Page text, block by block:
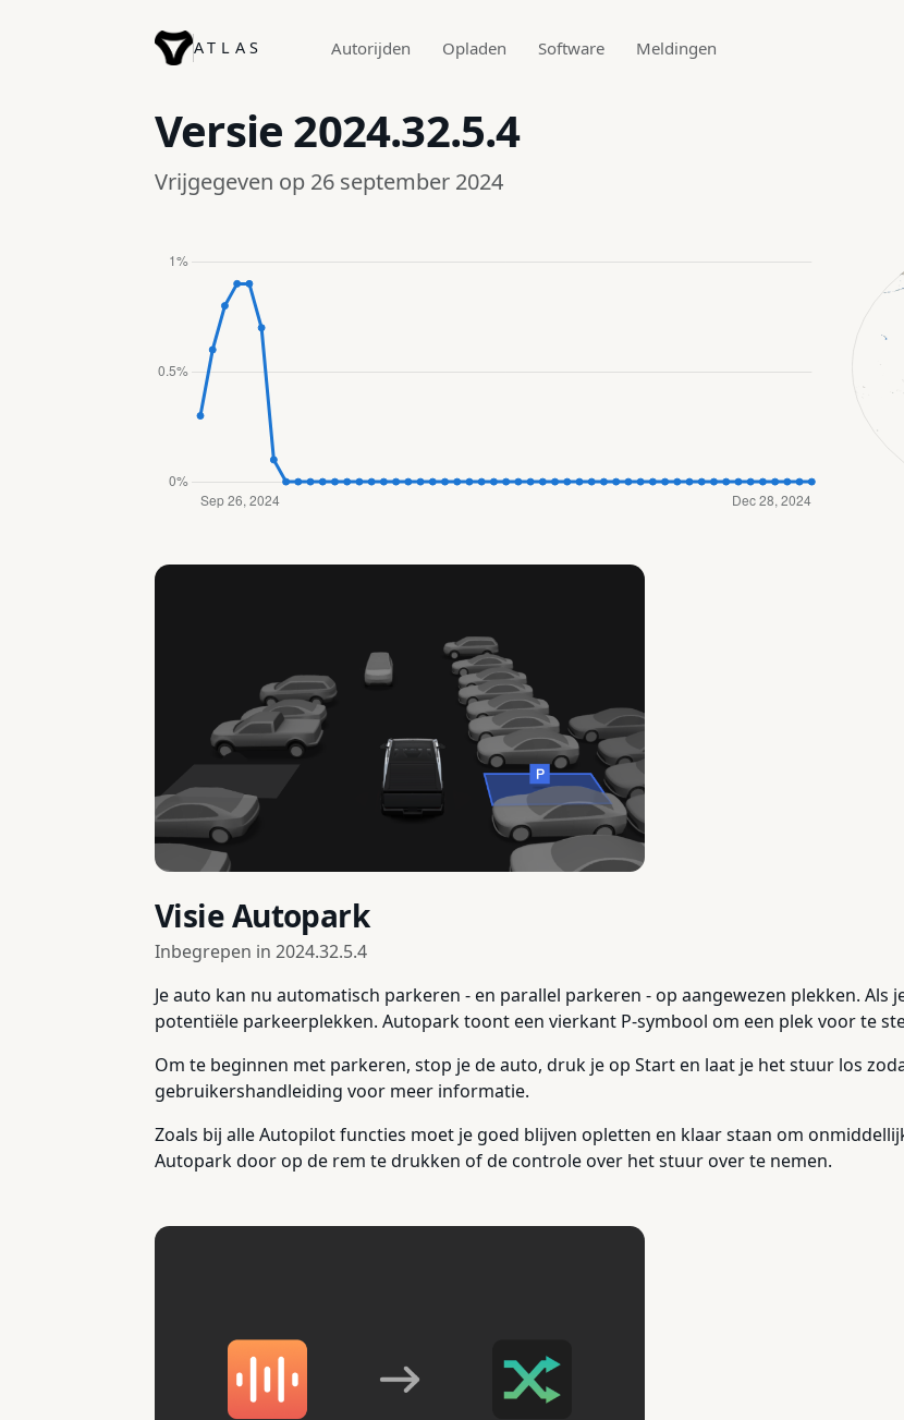
ATLAS Autorijden Opladen Software Meldingen
Versie 2024.32.5.4
Vrijgegeven op 26 september 2024
Visie Autopark
Inbegrepen in 2024.32.5.4
Je auto kan nu automatisch parkeren - en parallel parkeren - op aangewezen plekken.
potentiële parkeerplekken. Autopark toont een vierkant P-symbool om een plek voor te
Om te beginnen met parkeren, stop je de auto, druk je op Start en laat je het stuur los
gebruikershandleiding voor meer informatie.
Zoals bij alle Autopilot functies moet je goed blijven opletten en klaar staan om
Autopark door op de rem te drukken of de controle over het stuur over te nemen.